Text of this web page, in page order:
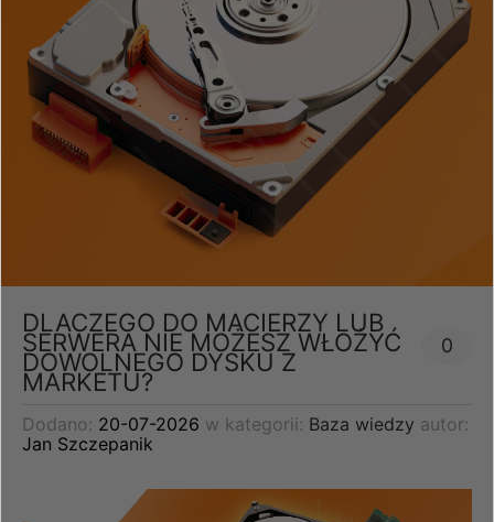
DLACZEGO DO MACIERZY LUB
SERWERA NIE MOŻESZ WŁOŻYĆ
DOWOLNEGO DYSKU Z
MARKETU?
0
Dodano: 20-07-2026 w kategorii: Baza wiedzy autor:
Jan Szczepanik